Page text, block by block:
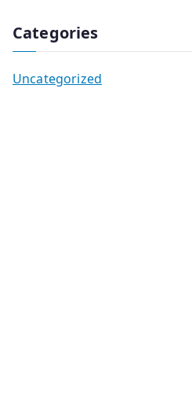
Categories
Uncategorized